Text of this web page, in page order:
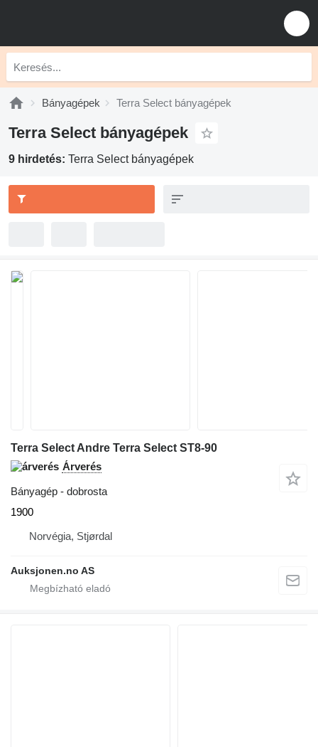
Bányagépek Terra Select bányagépek
Terra Select bányagépek
9 hirdetés: Terra Select bányagépek
Terra Select Andre Terra Select ST8-90
Árverés
Bányagép - dobrosta
1900
Norvégia, Stjørdal
Auksjonen.no AS